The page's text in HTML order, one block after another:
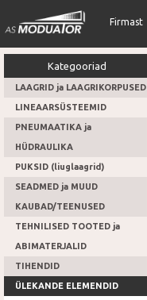
Firmast
Kategooriad
LAAGRID ja LAAGRIKORPUSED
LINEAARSÜSTEEMID
PNEUMAATIKA ja
HÜDRAULIKA
PUKSID (liuglaagrid)
SEADMED ja MUUD
KAUBAD/TEENUSED
TEHNILISED TOOTED ja
ABIMATERJALID
TIHENDID
ÜLEKANDE ELEMENDID